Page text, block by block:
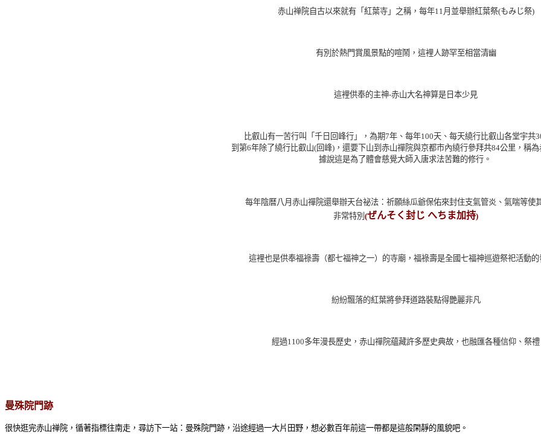
赤山禅院自古以來就有「紅葉寺」之稱，每年11月並舉辦紅葉祭(もみじ祭)
有別於熱門賞風景點的喧鬧，這裡人跡罕至相當清幽
這裡供奉的主神-赤山大名神算是日本少見
比叡山有一苦行叫「千日回峰行」，為期7年、每年100天、每天繞行比叡山各堂宇共
到第6年除了繞行比叡山(回峰)，還要下山到赤山禪院與京都市內繞行參拜共84公里，稱為
據說這是為了體會慈覺大師入唐求法苦難的修行。
每年陰曆八月赤山禪院還舉辦天台祕法：祈願絲瓜爺保佑來封住支氣管炎、氣喘等使
非常特別 (ぜんそく封じ へちま加持)
這裡也是供奉福祿壽（都七福神之一）的寺廟，福祿壽是全國七福神巡遊祭祀活動的
紛紛飄落的紅葉將參拜道路裝點得艷麗非凡
經過1100多年漫長歷史，赤山禪院蘊藏許多歷史典故，也融匯各種信仰、祭禮
曼殊院門跡
很快逛完赤山禅院，循著指標往南走，尋訪下一站：曼殊院門跡，沿途經過一大片田野，想必數百年前這一帶都是這般閑靜的風貌吧。